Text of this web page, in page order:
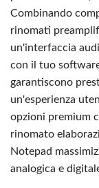
Combinando
rinomati
un'interfaccia
con il tuo
garantiscono
un'esperienza
opzioni premium
rinomato
Notepad
analogica e